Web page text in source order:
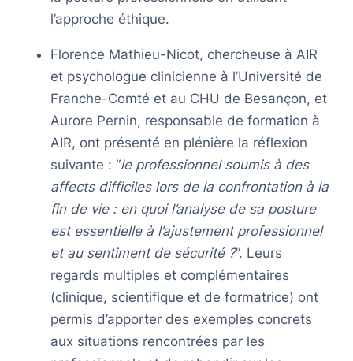
l’approche éthique.
Florence Mathieu-Nicot, chercheuse à AIR
et psychologue clinicienne à l’Université de
Franche-Comté et au CHU de Besançon, et
Aurore Pernin, responsable de formation à
AIR, ont présenté en plénière la réflexion
suivante : “le professionnel soumis à des
affects difficiles lors de la confrontation à la
fin de vie : en quoi l’analyse de sa posture
est essentielle à l’ajustement professionnel
et au sentiment de sécurité ?”. Leurs
regards multiples et complémentaires
(clinique, scientifique et de formatrice) ont
permis d’apporter des exemples concrets
aux situations rencontrées par les